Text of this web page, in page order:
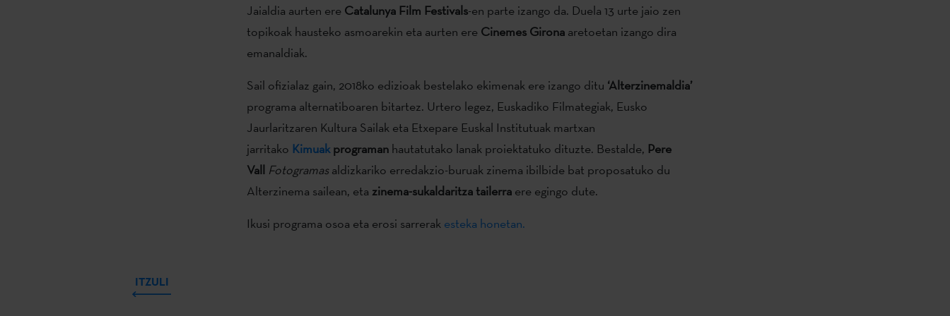
Jaialdia aurten ere Catalunya Film Festivals-en parte izango da. Duela 13 urte jaio zen
topikoak hausteko asmoarekin eta aurten ere Cinemes Gironaaretoetan izango dira
emanaldiak.
Sail ofizialaz gain, 2018ko edizioak bestelako ekimenak ere izango ditu ‘Alterzinemaldia’
programa alternatiboaren bitartez. Urtero legez, Euskadiko Filmategiak, Eusko
Jaurlaritzaren Kultura Sailak eta Etxepare Euskal Institutuak martxan
jarritako Kimuakprogramanhautatutako lanak proiektatuko dituzte. Bestalde, Pere
Vall Fotogramasaldizkariko erredakzio-buruak zinema ibilbide bat proposatuko du
Alterzinema sailean, eta zinema-sukaldaritza tailerraere egingo dute.
Ikusi programa osoa eta erosi sarrerak esteka honetan.
ITZULI